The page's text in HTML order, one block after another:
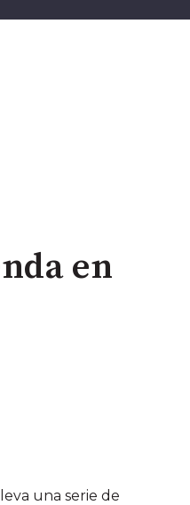
en
una serie de